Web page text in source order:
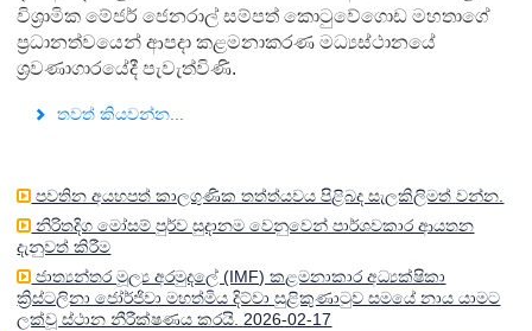
විශ්‍රාමික මේජර් ජෙනරාල් සම්පත් කොටුවේගොඩ මහතාගේ
ප්‍රධානත්වයෙන් ආපදා කළමනාකරණ මධ්‍යස්ථානයේ
ශ්‍රවණාගාරයේදී පැවැත්විණි.
තවත් කියවන්න...
පවතින අයහපත් කාලගුණික තත්ත්යවය පිළිබද සැලකිලිමත් වන්න.
නිරිතදිග මෝසම් පුර්ව සුදානම වෙනුවෙන් පාර්ශවකාර ආයතන
දැනුවත් කිරීම
ජාත්‍යන්තර මූල්‍ය අරමුදලේ (IMF) කළමනාකාර අධ්‍යක්ෂිකා
ක්‍රිස්ටලිනා ජෝර්ජිවා මහත්මිය දිට්වා සුළිකුණාටුව සමයේ නාය යාමට
ලක්වූ ස්ථාන නීරීක්ෂණය කරයි. 2026-02-17